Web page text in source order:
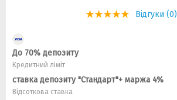
Відгуки (0)
До 70% депозиту
Кредитний ліміт
ставка депозиту "Стандарт"+ маржа 4%
Відсоткова ставка